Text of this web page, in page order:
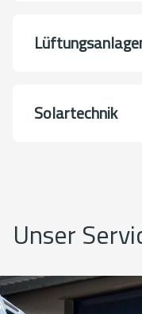
Solartechnik
Unser